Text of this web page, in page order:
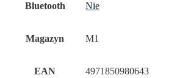
Bluetooth Nie
Magazyn M1
EAN 4971850980643